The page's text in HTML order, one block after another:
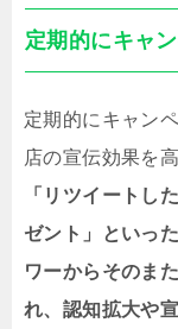
定期的にキャ
定期的にキャン
店の宣伝効果を
「リツイートし
ゼント」といっ
ワーからそのま
れ、認知拡大や